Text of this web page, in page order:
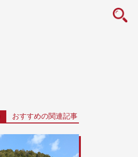
icon
おすすめの関連記事